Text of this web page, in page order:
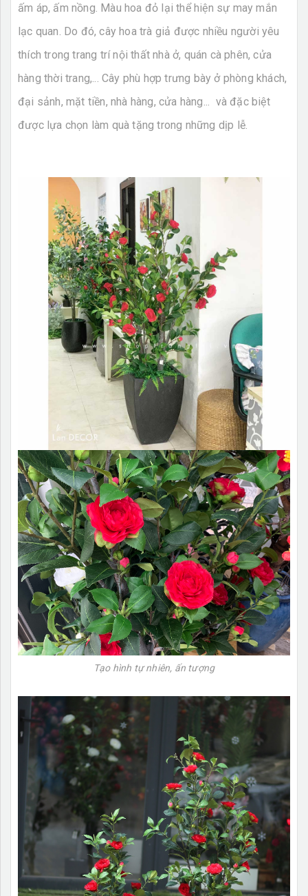
ấm áp, ấm nồng. Màu hoa đỏ lại thể hiện sự may mắn
lạc quan. Do đó, cây hoa trà giả được nhiều người yêu
thích trong trang trí nội thất nhà ở, quán cà phên, cửa
hàng thời trang,... Cây phù hợp trưng bày ở phòng khách,
đại sảnh, mặt tiền, nhà hàng, cửa hàng... và đặc biệt
được lựa chọn làm quà tặng trong những dịp lễ.
Tạo hình tự nhiên, ấn tượng